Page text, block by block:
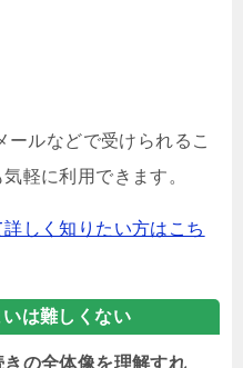
ルなどで受けられるこ
軽に利用できます。
しく知りたい方はこち
は難しくない
きの全体像を理解すれ